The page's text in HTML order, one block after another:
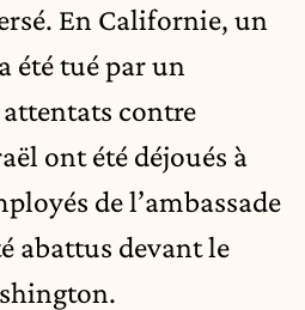
En Californie, un
été tué par un
contre
ont été déjoués à
de l’ambassade
abattus devant le